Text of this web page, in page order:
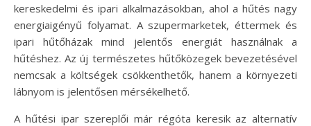
kereskedelmi és ipari alkalmazásokban, ahol a hűtés nagy
energiaigényű folyamat. A szupermarketek, éttermek és
ipari hűtőházak mind jelentős energiát használnak a
hűtéshez. Az új természetes hűtőközegek bevezetésével
nemcsak a költségek csökkenthetők, hanem a környezeti
lábnyom is jelentősen mérsékelhető.
A hűtési ipar szereplői már régóta keresik az alternatív